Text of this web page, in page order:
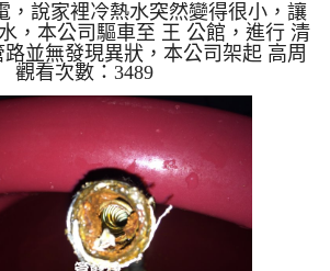
洗水管
，說家裡冷熱水突然變得很小，讓
，本公司驅車至 王 公館，進行 清
並無發現異狀，本公司架起 高周
注入 檸檬酸 至水管，等候約15分
機 ，開啟 微氣泡 模式，但怎麼也
改用特殊工法，把水管內的污垢及
想到居然沖出一個兩公分的塑膠碎
洗出來的水呈咖啡色，看起來像咖
先生 說，怎麼水管裡面會塞住這東
，如水管老化，會產生鐵鏽跟泥沙
，洗出來的水就會...
觀看次數：3489